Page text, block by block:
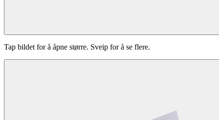
Tap bildet for å åpne større. Sveip for å se flere.